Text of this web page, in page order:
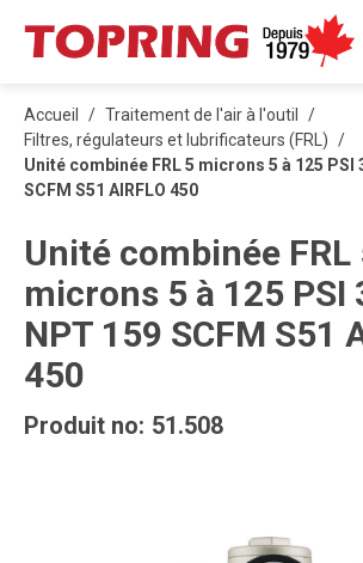
PASSER AU CONTENU PRINCIPAL
Accueil / Traitement de l'air à l'outil
/
Filtres, régulateurs et lubrificateurs (FRL) /
Unité combinée FRL 5 microns 5 à 125 PSI
SCFM S51 AIRFLO 450
Unité combinée FRL
microns 5 à 125 PSI
NPT 159 SCFM S51
450
Produit no: 51.508